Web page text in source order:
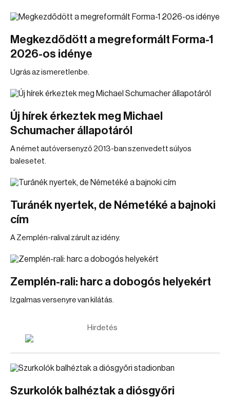
Megkezdődött a megreformált Forma-1
2026-os idénye
Ugrás az ismeretlenbe.
Új hírek érkeztek meg Michael
Schumacher állapotáról
A német autóversenyző 2013-ban szenvedett súlyos
balesetet.
Turánék nyertek, de Németéké a bajnoki
cím
A Zemplén-ralival zárult az idény.
Zemplén-rali: harc a dobogós helyekért
Izgalmas versenyre van kilátás.
Hirdetés
Szurkolók balhéztak a diósgyőri